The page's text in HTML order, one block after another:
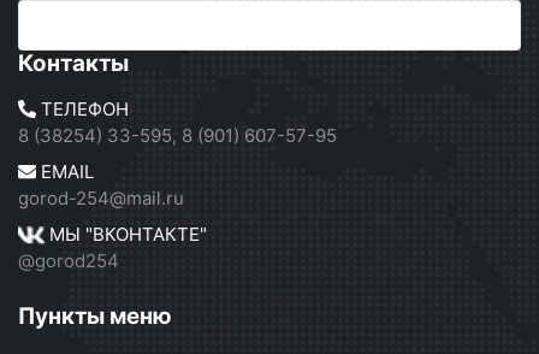
Контакты
ТЕЛЕФОН
8 (38254) 33-595, 8 (901) 607-57-95
EMAIL
gorod-254@mail.ru
МЫ "ВКОНТАКТЕ"
@gorod254
Пункты меню